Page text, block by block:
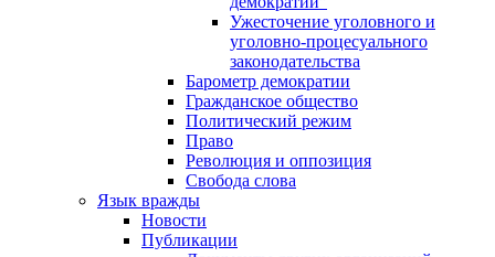
Ужесточение уголовного и
уголовно-процесуального
законодательства
Барометр демократии
Гражданское общество
Политический режим
Право
Революция и оппозиция
Свобода слова
Язык вражды
Новости
Публикации